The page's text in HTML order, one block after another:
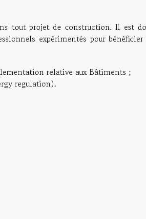
tout projet de construction. Il est
expérimentés pour bénéficier
relative aux Bâtiments ;
regulation).